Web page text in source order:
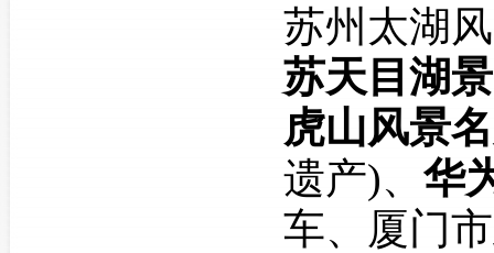
苏州太湖
苏天目湖
虎山风景
遗产)、 华
车、厦门